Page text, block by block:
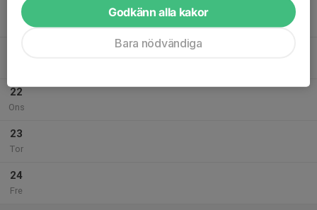
20
Mån
22
Ons
23
Tor
24
Fre
Godkänn alla kakor
Bara nödvändiga